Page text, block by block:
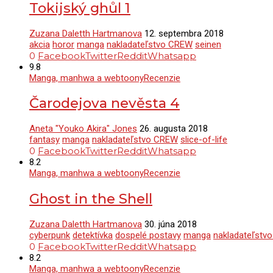
Tokijský ghůl 1
Zuzana Daletth Hartmanova 12. septembra 2018
akcia horor manga nakladateľstvo CREW seinen
0 FacebookTwitterRedditWhatsapp
9.8
Manga, manhwa a webtoonyRecenzie
Čarodejova nevěsta 4
Aneta "Youko Akira" Jones 26. augusta 2018
fantasy manga nakladateľstvo CREW slice-of-life
0 FacebookTwitterRedditWhatsapp
8.2
Manga, manhwa a webtoonyRecenzie
Ghost in the Shell
Zuzana Daletth Hartmanova 30. júna 2018
cyberpunk detektívka dospelé postavy manga nakladateľstvo
0 FacebookTwitterRedditWhatsapp
8.2
Manga, manhwa a webtoonyRecenzie